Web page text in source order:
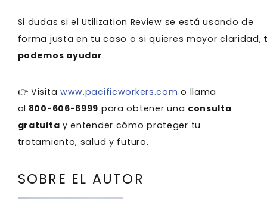
Si dudas si el Utilization Review se está usando de
forma justa en tu caso o si quieres mayor claridad,
podemos ayudar.
👉 Visita www.pacificworkers.com o llama
al 800-606-6999 para obtener una consulta
gratuita y entender cómo proteger tu
tratamiento, salud y futuro.
SOBRE EL AUTOR